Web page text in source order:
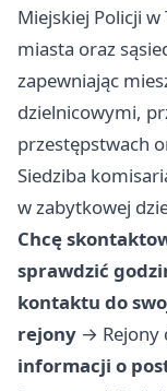
Miejskiej Policji w
miasta oraz
zapewniając
dzielnicowymi,
przestępstwach
Siedziba
w zabytkowej
Chcę
sprawdzić
kontaktu do
rejony → Rejony
informacji o